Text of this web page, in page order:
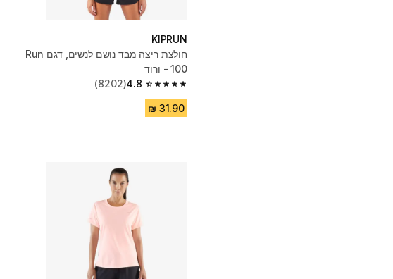
KIPRUN
חולצת ריצה מבד נושם לנשים, דגם Run
100 - ורוד
4.8
4.8 out of 5 stars from 8202 reviews
(8202)